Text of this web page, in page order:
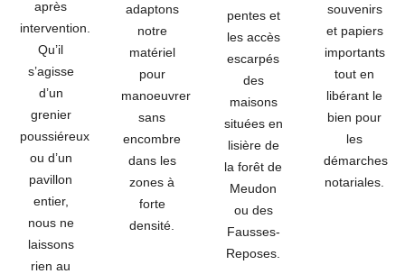
après
intervention.
Qu’il
s’agisse
d’un
grenier
poussiéreux
ou d’un
pavillon
entier,
nous ne
laissons
rien au
adaptons
notre
matériel
pour
manoeuvrer
sans
encombre
dans les
zones à
forte
densité.
pentes et
les accès
escarpés
des
maisons
situées en
lisière de
la forêt de
Meudon
ou des
Fausses-
Reposes.
souvenirs
et papiers
importants
tout en
libérant le
bien pour
les
démarches
notariales.